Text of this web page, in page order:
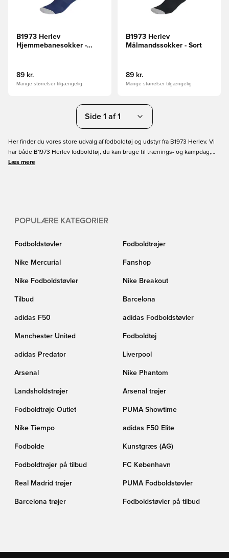
B1973 Herlev
Hjemmebanesokker -
89 kr.
Mange størrelser tilgængelig
B1973 Herlev
Målmandssokker - Sort
89 kr.
Mange størrelser tilgængelig
Side 1 af 1
Her finder du vores store udvalg af fodboldtøj og udstyr fra B1973 Herlev. Vi
har både B1973 Herlev fodboldtøj, du kan bruge til trænings- og kampdag,
ligesom du kan finde dit hverdagstøj med klubbens logo. Bestil dit nye
Læs mere
POPULÆRE KATEGORIER
Fodboldstøvler Fodboldtrøjer
Nike Mercurial Fanshop
Nike Fodboldstøvler Nike Breakout
Tilbud Barcelona
adidas F50 adidas Fodboldstøvler
Manchester United Fodboldtøj
adidas Predator Liverpool
Arsenal Nike Phantom
Landsholdstrøjer Arsenal trøjer
Fodboldtrøje Outlet PUMA Showtime
Nike Tiempo adidas F50 Elite
Fodbolde Kunstgræs (AG)
Fodboldtrøjer på tilbud FC København
Real Madrid trøjer PUMA Fodboldstøvler
Barcelona trøjer Fodboldstøvler på tilbud